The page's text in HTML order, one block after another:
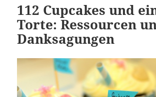
112 Cupcakes und
Torte: Ressourcen
Danksagungen